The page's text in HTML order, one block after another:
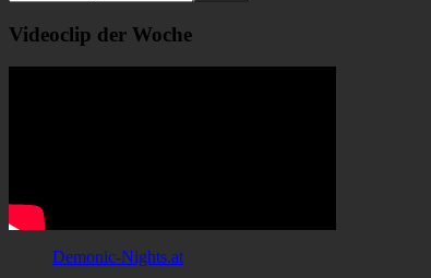
Videoclip der Woche
Demonic-Nights.at